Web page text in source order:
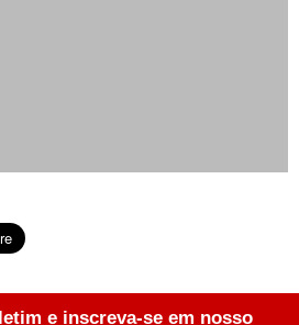
e inscreva-se em nosso